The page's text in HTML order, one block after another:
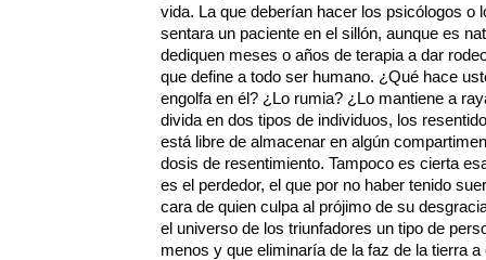
vida. La que deberían hacer los psicólogos o
sentara un paciente en el sillón, aunque es
dediquen meses o años de terapia a dar
que define a todo ser humano. ¿Qué hace
engolfa en él? ¿Lo rumia? ¿Lo mantiene a
divida en dos tipos de individuos, los
está libre de almacenar en algún
dosis de resentimiento. Tampoco es cierta
es el perdedor, el que por no haber tenido
cara de quien culpa al prójimo de su
el universo de los triunfadores un tipo de
menos y que eliminaría de la faz de la tierra